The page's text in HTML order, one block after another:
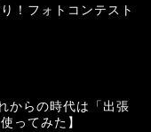
！フォトコンテスト
からの時代は「出張
ってみた】